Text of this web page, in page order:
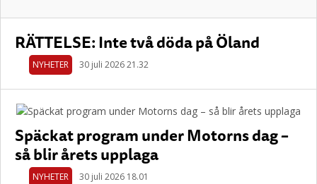
RÄTTELSE: Inte två döda på Öland
NYHETER 30 juli 2026 21.32
Späckat program under Motorns dag –
så blir årets upplaga
NYHETER 30 juli 2026 18.01